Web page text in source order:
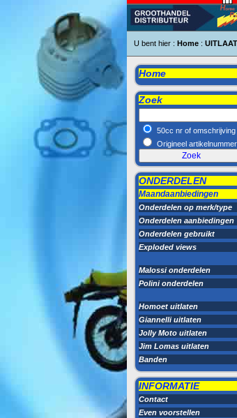
U bent hier : Home :
Home
Zoek
50cc nr of omschrijving
Origineel artikelnummer
ONDERDELEN
Maandaanbiedingen
Onderdelen op merk/type
Onderdelen aanbiedingen
Onderdelen gebruikt
Exploded views
Malossi onderdelen
Polini onderdelen
Homoet uitlaten
Giannelli uitlaten
Jolly Moto uitlaten
Jim Lomas uitlaten
Banden
INFORMATIE
Contact
Even voorstellen